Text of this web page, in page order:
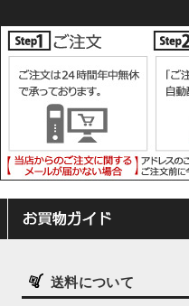
送料について